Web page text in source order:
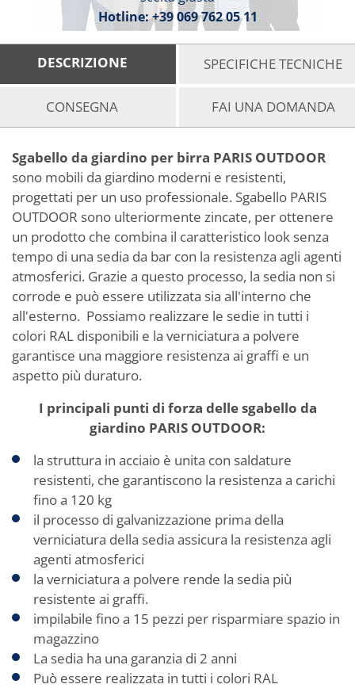
Hotline:+39 069 762 05 11
DESCRIZIONE SPECIFICHE TECNICHE
CONSEGNA FAI UNA DOMANDA
Sgabello da giardino per birra PARIS OUTDOOR
sono mobili da giardino moderni e resistenti,
progettati per un uso professionale. Sgabello PARIS
OUTDOOR sono ulteriormente zincate, per ottenere
un prodotto che combina il caratteristico look senza
tempo di una sedia da bar con la resistenza agli agenti
atmosferici. Grazie a questo processo, la sedia non si
corrode e può essere utilizzata sia all'interno che
all'esterno. Possiamo realizzare le sedie in tutti i
colori RAL disponibili e la verniciatura a polvere
garantisce una maggiore resistenza ai graffi e un
aspetto più duraturo.
I principali punti di forza delle sgabello da
giardino PARIS OUTDOOR:
la struttura in acciaio è unita con saldature
resistenti, che garantiscono la resistenza a carichi
fino a 120 kg
il processo di galvanizzazione prima della
verniciatura della sedia assicura la resistenza agli
agenti atmosferici
la verniciatura a polvere rende la sedia più
resistente ai graffi.
impilabile fino a 15 pezzi per risparmiare spazio in
magazzino
La sedia ha una garanzia di 2 anni
Può essere realizzata in tutti i colori RAL